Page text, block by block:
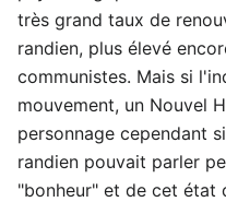
très grand taux de
randien, plus élevé
communistes. Mais si
mouvement, un Nouvel
personnage cependant
randien pouvait parler
"bonheur" et de cet état